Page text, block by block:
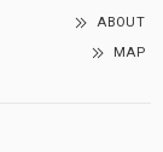
ABOUT
MAP